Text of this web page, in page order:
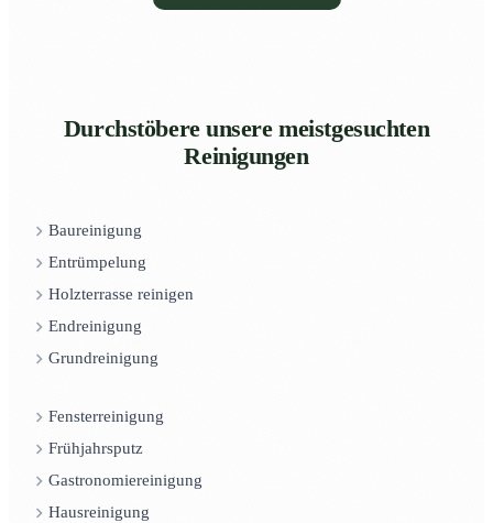
Durchstöbere unsere meistgesuchten
Reinigungen
Baureinigung
Entrümpelung
Holzterrasse reinigen
Endreinigung
Grundreinigung
Fensterreinigung
Frühjahrsputz
Gastronomiereinigung
Hausreinigung